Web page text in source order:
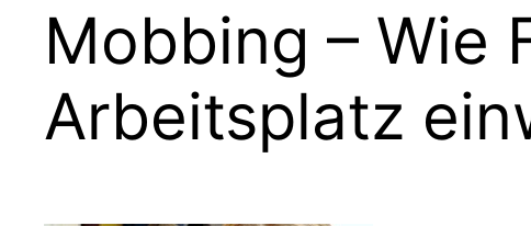
Mobbing – Wie
Arbeitsplatz